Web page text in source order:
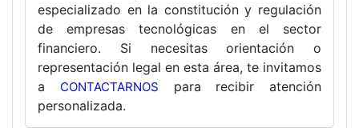
especializado en la constitución y regulación
de empresas tecnológicas en el sector
financiero. Si necesitas orientación o
representación legal en esta área, te invitamos
a CONTACTARNOS para recibir atención
personalizada.